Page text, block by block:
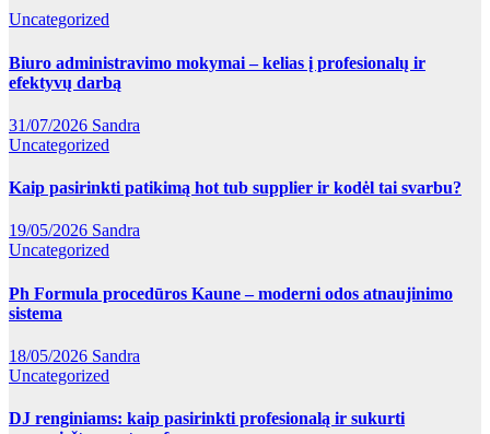
Uncategorized
Biuro administravimo mokymai – kelias į profesionalų ir
efektyvų darbą
31/07/2026 Sandra
Uncategorized
Kaip pasirinkti patikimą hot tub supplier ir kodėl tai svarbu?
19/05/2026 Sandra
Uncategorized
Ph Formula procedūros Kaune – moderni odos atnaujinimo
sistema
18/05/2026 Sandra
Uncategorized
DJ renginiams: kaip pasirinkti profesionalą ir sukurti